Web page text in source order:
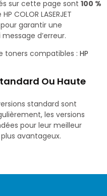
sur cette page sont 100 %
COLOR LASERJET
pour garantir une
d’erreur.
toners compatibles : HP
Ou Haute
standard sont
les versions
pour leur meilleur
avantageux.